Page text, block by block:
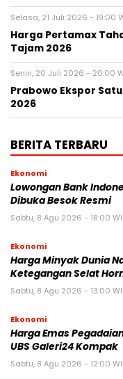
Selasa, 21 Juli 2026 - 19:00
Harga Pertamax
Tajam 2026
Senin, 20 Juli 2026 - 20:00
Prabowo Ekspor
2026
BERITA TERBARU
Ekonomi
Lowongan Bank
Dibuka Besok Resmi
Sabtu, 8 Agu 2026 - 18:00
Ekonomi
Harga Minyak Dunia
Ketegangan Selat
Sabtu, 8 Agu 2026 - 13:00
Ekonomi
Harga Emas
UBS Galeri24 Kompak
Sabtu, 8 Agu 2026 - 12:00